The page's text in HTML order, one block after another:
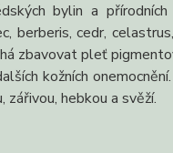
bylin a
berberis, cedr,
zbavovat pleť
kožních
hebkou a svěží.